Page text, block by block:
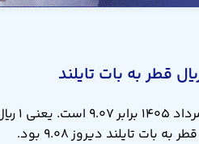
قطر به بات تایلند
بات تایلند دیروز ۹.۰۸ بود.